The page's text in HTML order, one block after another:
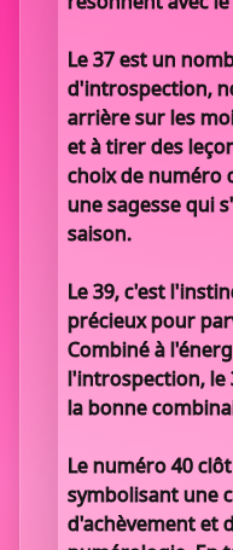
Le 37 est un
d'introspection,
arrière sur les
et à tirer des
choix de numéro
une sagesse qui
saison.
Le 39, c'est
précieux pour
Combiné à
l'introspection, le
la bonne
Le numéro 40
symbolisant une
d'achèvement et